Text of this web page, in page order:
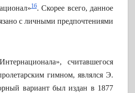
16. Скорее всего, данное
с личными предпочтениями
считавшегося
гимном, являлся Э.
вариант был издан в 1877